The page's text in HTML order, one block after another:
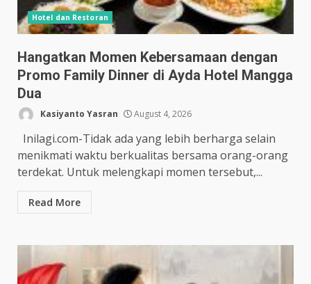
Hotel dan Restoran
Hangatkan Momen Kebersamaan dengan
Promo Family Dinner di Ayda Hotel Mangga
Dua
Kasiyanto Yasran August 4, 2026
Inilagi.com-Tidak ada yang lebih berharga selain
menikmati waktu berkualitas bersama orang-orang
terdekat. Untuk melengkapi momen tersebut,...
Read More